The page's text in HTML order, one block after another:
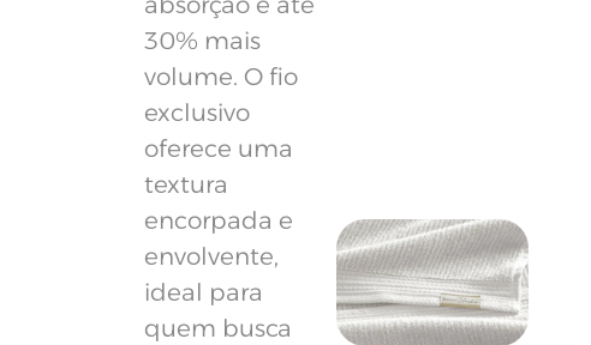
30% mais
volume. O fio
exclusivo
oferece uma
textura
encorpada e
envolvente,
ideal para
quem busca